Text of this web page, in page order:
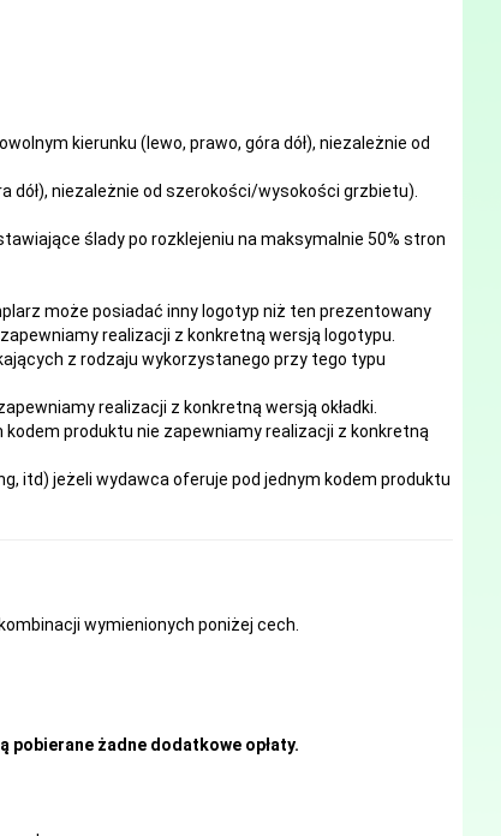
kierunku (lewo, prawo, góra dół), niezależnie od
dół), niezależnie od szerokości/wysokości grzbietu).
ślady po rozklejeniu na maksymalnie 50% stron
może posiadać inny logotyp niż ten prezentowany
realizacji z konkretną wersją logotypu.
z rodzaju wykorzystanego przy tego typu
realizacji z konkretną wersją okładki.
produktu nie zapewniamy realizacji z konkretną
itd) jeżeli wydawca oferuje pod jednym kodem produktu
wymienionych poniżej cech.
pobierane żadne dodatkowe opłaty.